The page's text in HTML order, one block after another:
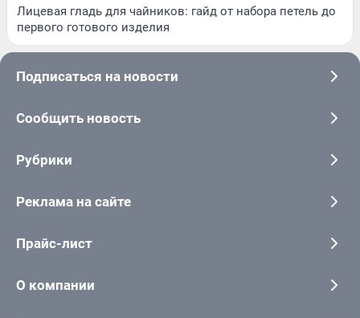
Лицевая гладь для чайников: гайд от набора петель до
первого готового изделия
Подписаться на новости
Сообщить новость
Рубрики
Реклама на сайте
Прайс-лист
О компании